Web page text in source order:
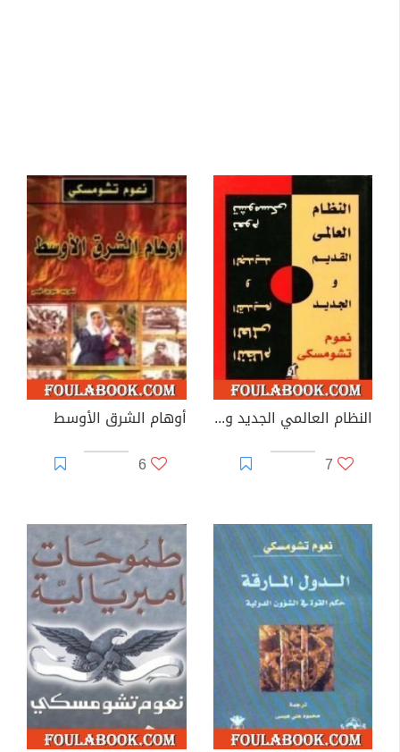
النظام العالمي الجديد والقديم
7
أوهام الشرق الأوسط
6